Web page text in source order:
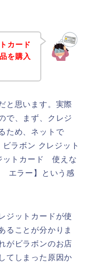
カード
を購入
と思います。実際
で、まず、クレジ
ため、ネットで
ラボン クレジット
ットカード 使えな
エラー】という感
ジットカードが使
ることが分かりま
がビラボンのお店
てしまった原因か